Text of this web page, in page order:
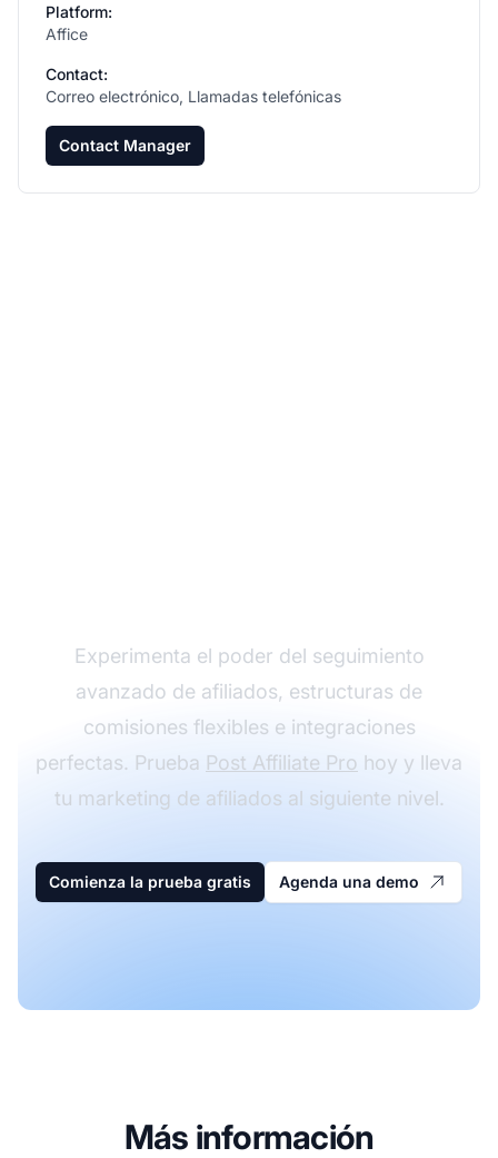
Platform:
Affice
Contact:
Correo electrónico, Llamadas telefónicas
Contact Manager
Experimenta el poder del seguimiento
avanzado de afiliados, estructuras de
comisiones flexibles e integraciones
perfectas. Prueba Post Affiliate Pro hoy y lleva
tu marketing de afiliados al siguiente nivel.
Comienza la prueba gratis Agenda una demo
Más información